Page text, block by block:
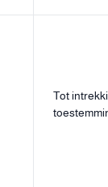
Tot